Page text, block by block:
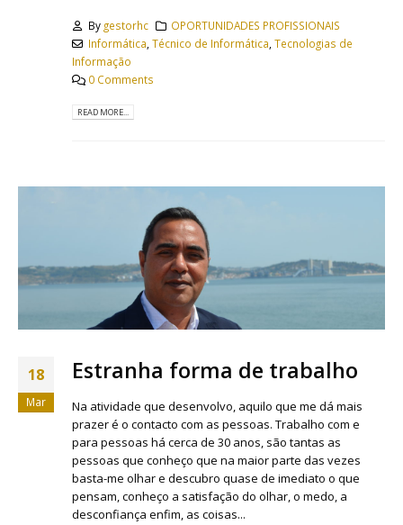
By gestorhc
OPORTUNIDADES PROFISSIONAIS
Informática Técnico de Informática Tecnologias de
Informação
0 Comments
READ MORE...
18
Mar
Estranha forma de trabalho
Na atividade que desenvolvo, aquilo que me dá mais
prazer é o contacto com as pessoas. Trabalho com e
para pessoas há cerca de 30 anos, são tantas as
pessoas que conheço que na maior parte das vezes
basta-me olhar e descubro quase de imediato o que
pensam, conheço a satisfação do olhar, o medo, a
desconfiança enfim, as coisas...